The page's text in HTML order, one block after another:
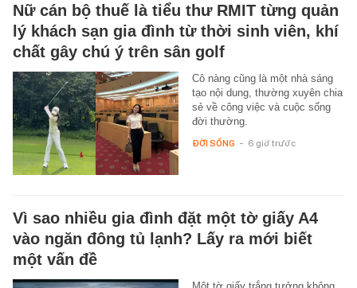
Nữ cán bộ thuế là tiểu thư RMIT từng quản
lý khách sạn gia đình từ thời sinh viên, khí
chất gây chú ý trên sân golf
Cô nàng cũng là một nhà sáng
tạo nội dung, thường xuyên chia
sẻ về công việc và cuộc sống
đời thường.
ĐỜI SỐNG - 6 giờ trước
Vì sao nhiều gia đình đặt một tờ giấy A4
vào ngăn đông tủ lạnh? Lấy ra mới biết
một vấn đề